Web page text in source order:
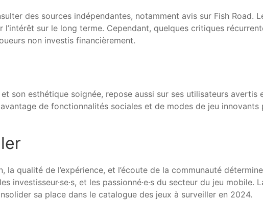
des sources indépendantes, notamment avis sur Fish Road.
sur le long terme. Cependant, quelques critiques
non investis financièrement.
son esthétique soignée, repose aussi sur ses utilisateurs avertis
de fonctionnalités sociales et de modes de jeu
la qualité de l’expérience, et l’écoute de la communauté
et les passionné·e·s du secteur du jeu mobile.
sa place dans le catalogue des jeux à surveiller en 2024.